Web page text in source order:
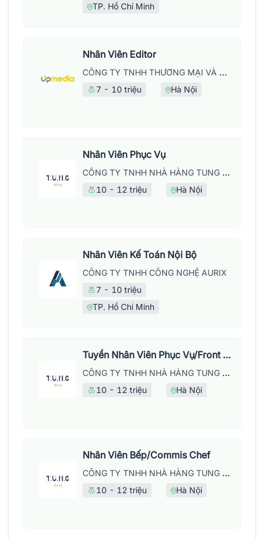
TP. Hồ Chí Minh
Nhân Viên Editor
CÔNG TY TNHH THƯƠNG MẠI VÀ DỊCH VỤ UPMEDIA
7 - 10 triệu Hà Nội
Nhân Viên Phục Vụ
CÔNG TY TNHH NHÀ HÀNG TUNG DINING
10 - 12 triệu Hà Nội
Nhân Viên Kế Toán Nội Bộ
CÔNG TY TNHH CÔNG NGHỆ AURIX
7 - 10 triệu
TP. Hồ Chí Minh
Tuyển Nhân Viên Phục Vụ/Front Of House
CÔNG TY TNHH NHÀ HÀNG TUNG DINING
10 - 12 triệu Hà Nội
Nhân Viên Bếp/Commis Chef
CÔNG TY TNHH NHÀ HÀNG TUNG DINING
10 - 12 triệu Hà Nội